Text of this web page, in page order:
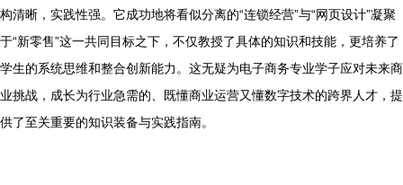
构清晰，实践性强。它成功地将看似分离的“连锁经营”与“网页设计”凝聚
于“新零售”这一共同目标之下，不仅教授了具体的知识和技能，更培养了
学生的系统思维和整合创新能力。这无疑为电子商务专业学子应对未来商
业挑战，成长为行业急需的、既懂商业运营又懂数字技术的跨界人才，提
供了至关重要的知识装备与实践指南。